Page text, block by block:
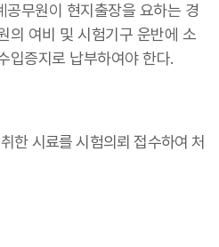
무원이 현지출장을 요하는 경
의 여비 및 시험기구 운반에 소
입증지로 납부하여야 한다.
한 시료를 시험의뢰 접수하여 처